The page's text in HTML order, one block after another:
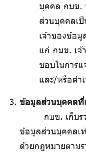
บุคคล กบข.
ส่วนบุคคลเ
เจ้าของข้อ
แก่ กบข. เจ้
ชอบในการ
และ/หรือดำ
ข้อมูลส่วนบุคคลที่
กบข. เก็บ
ข้อมูลส่วนบุคคลเ
ด้วยกฎหมายตาม